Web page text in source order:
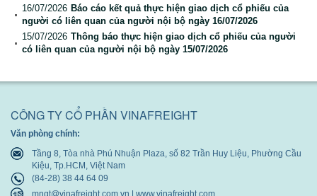
Báo cáo tài chính
Báo cáo thường niên
16/07/2026 Báo cáo kết quả thực hiện giao dịch cổ phiếu của
người có liên quan của người nội bộ ngày 16/07/2026
15/07/2026 Thông báo thực hiện giao dịch cổ phiếu của người
có liên quan của người nội bộ ngày 15/07/2026
CÔNG TY CỔ PHẦN VINAFREIGHT
Văn phòng chính:
Tầng 8, Tòa nhà Phú Nhuận Plaza, số 82 Trần Huy Liệu, Phường Cầu
Kiệu, Tp.HCM, Việt Nam
(84-28) 38 44 64 09
mngt@vinafreight.com.vn | www.vinafreight.com